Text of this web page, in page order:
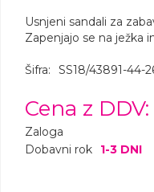
Usnjeni sandali za
Zapenjajo se na ježka
Šifra: SS18/43891-44-
Cena z DDV:
Zaloga
Dobavni rok
1-3 DNI